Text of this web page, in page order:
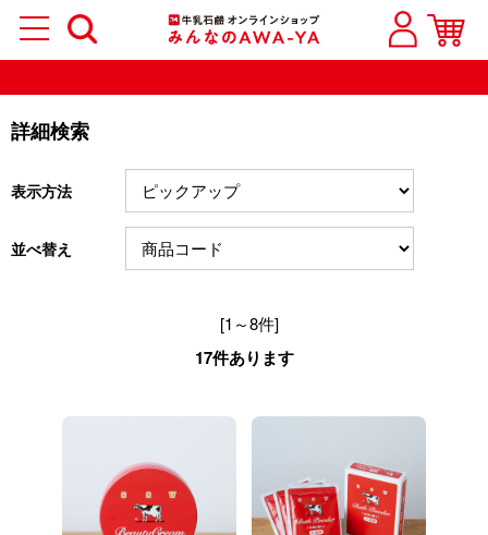
詳細検索
表示方法
並べ替え
[1～8件]
17件あります